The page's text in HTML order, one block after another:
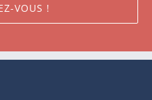
VOUS !